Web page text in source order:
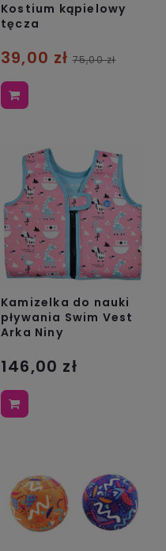
Kostium kąpielowy
tęcza
39,00 zł 75,00 zł
Kamizelka do nauki
pływania Swim Vest
Arka Niny
146,00 zł